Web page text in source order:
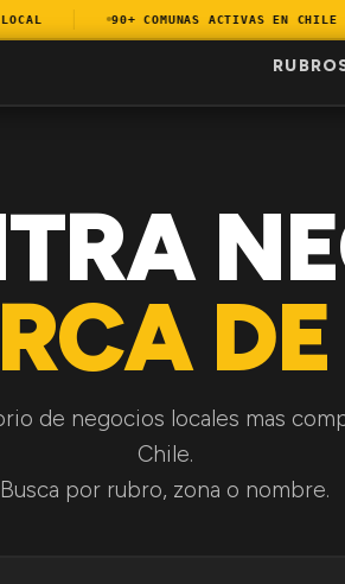
90+ COMUNAS ACTIVAS EN CHILE
de negocios locales mas
Chile.
Busca por rubro, zona o nombre.